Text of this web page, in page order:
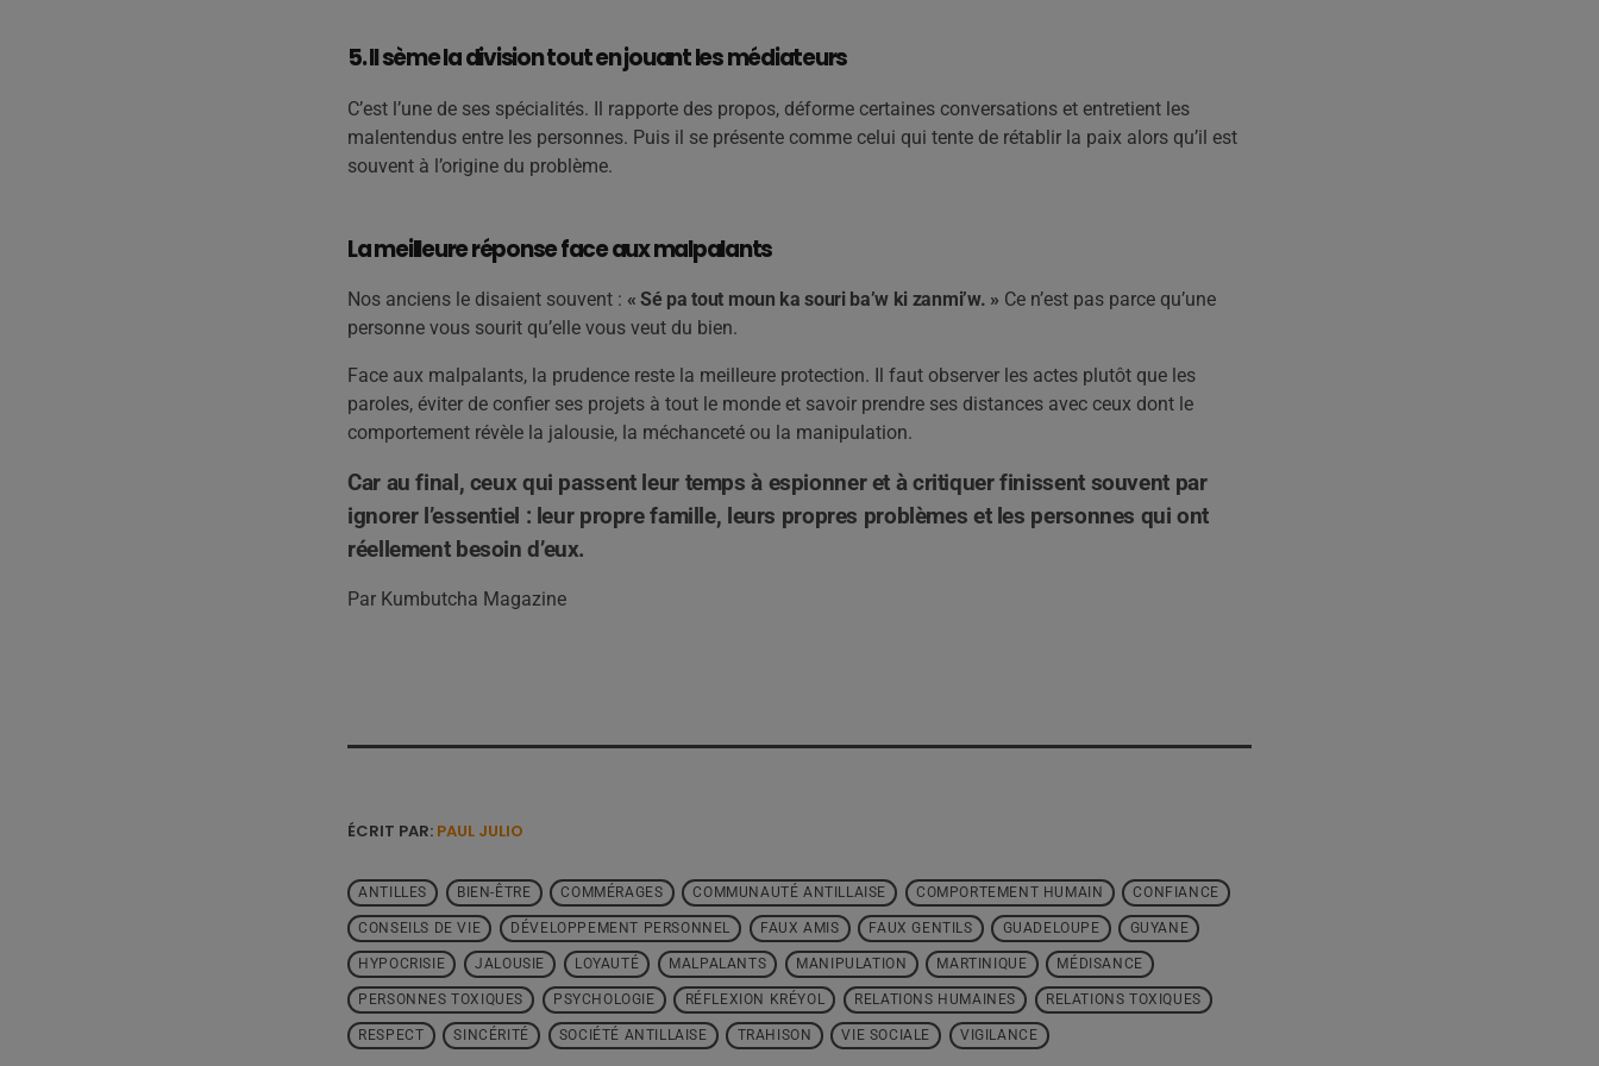
5. Il sème la division tout en jouant les médiateurs
C’est l’une de ses spécialités. Il rapporte des propos, déforme certaines conversations et entretient les
malentendus entre les personnes. Puis il se présente comme celui qui tente de rétablir la paix alors qu’il est
souvent à l’origine du problème.
La meilleure réponse face aux malpalants
Nos anciens le disaient souvent : « Sé pa tout moun ka souri ba’w ki zanmi’w. » Ce n’est pas parce qu’une
personne vous sourit qu’elle vous veut du bien.
Face aux malpalants, la prudence reste la meilleure protection. Il faut observer les actes plutôt que les
paroles, éviter de confier ses projets à tout le monde et savoir prendre ses distances avec ceux dont le
comportement révèle la jalousie, la méchanceté ou la manipulation.
Car au final, ceux qui passent leur temps à espionner et à critiquer finissent souvent par
ignorer l’essentiel : leur propre famille, leurs propres problèmes et les personnes qui ont
réellement besoin d’eux.
Par Kumbutcha Magazine
ÉCRIT PAR: PAUL JULIO
ANTILLES BIEN-ÊTRE COMMÉRAGES COMMUNAUTÉ ANTILLAISE COMPORTEMENT HUMAIN CONFIANCE
CONSEILS DE VIE DÉVELOPPEMENT PERSONNEL FAUX AMIS FAUX GENTILS GUADELOUPE GUYANE
HYPOCRISIE JALOUSIE LOYAUTÉ MALPALANTS MANIPULATION MARTINIQUE MÉDISANCE
PERSONNES TOXIQUES PSYCHOLOGIE RÉFLEXION KRÉYOL RELATIONS HUMAINES RELATIONS TOXIQUES
RESPECT SINCÉRITÉ SOCIÉTÉ ANTILLAISE TRAHISON VIE SOCIALE VIGILANCE